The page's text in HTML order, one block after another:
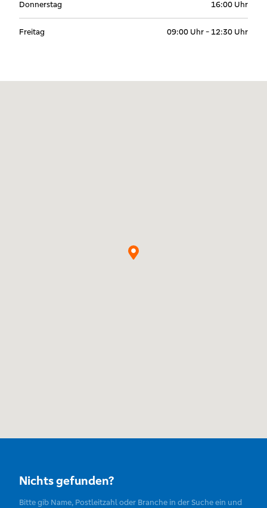
Donnerstag 16:00 Uhr
Freitag 09:00 Uhr - 12:30 Uhr
Nichts gefunden?
Bitte gib Name, Postleitzahl oder Branche in der Suche ein und